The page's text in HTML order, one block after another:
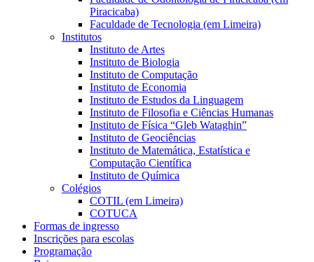
Piracicaba)
Faculdade de Tecnologia (em Limeira)
Institutos
Instituto de Artes
Instituto de Biologia
Instituto de Computação
Instituto de Economia
Instituto de Estudos da Linguagem
Instituto de Filosofia e Ciências Humanas
Instituto de Física “Gleb Wataghin”
Instituto de Geociências
Instituto de Matemática, Estatística e
Computação Científica
Instituto de Química
Colégios
COTIL (em Limeira)
COTUCA
Formas de ingresso
Inscrições para escolas
Programação